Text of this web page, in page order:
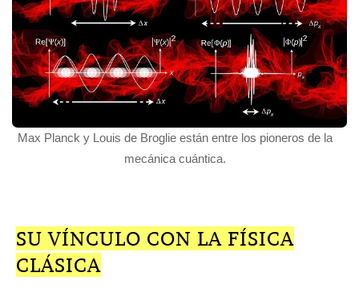
Max Planck y Louis de Broglie están entre los pioneros de la
mecánica cuántica.
SU VÍNCULO CON LA FÍSICA
CLÁSICA